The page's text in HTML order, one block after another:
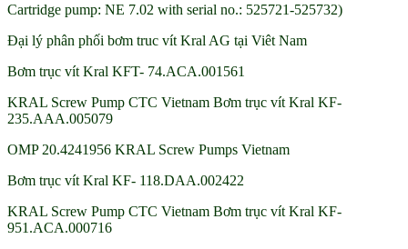
Cartridge pump: NE 7.02 with serial no.: 525721-525732)
Đại lý phân phối bơm truc vít Kral AG tại Viêt Nam
Bơm trục vít Kral KFT- 74.ACA.001561
KRAL Screw Pump CTC Vietnam Bơm trục vít Kral KF-
235.AAA.005079
OMP 20.4241956 KRAL Screw Pumps Vietnam
Bơm trục vít Kral KF- 118.DAA.002422
KRAL Screw Pump CTC Vietnam Bơm trục vít Kral KF-
951.ACA.000716